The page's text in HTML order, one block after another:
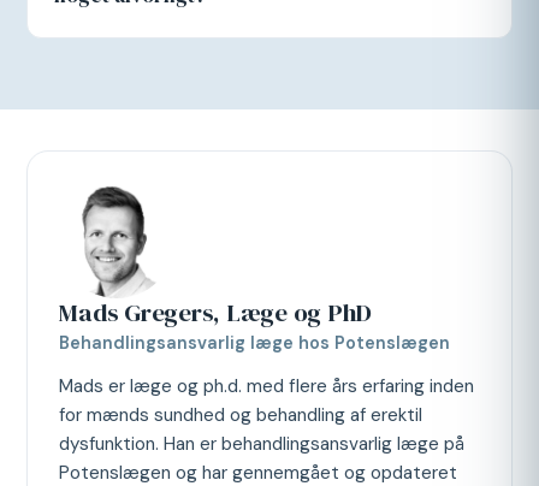
Mads Gregers, Læge og PhD
Behandlingsansvarlig læge hos Potenslægen
Mads er læge og ph.d. med flere års erfaring inden
for mænds sundhed og behandling af erektil
dysfunktion. Han er behandlingsansvarlig læge på
Potenslægen og har gennemgået og opdateret